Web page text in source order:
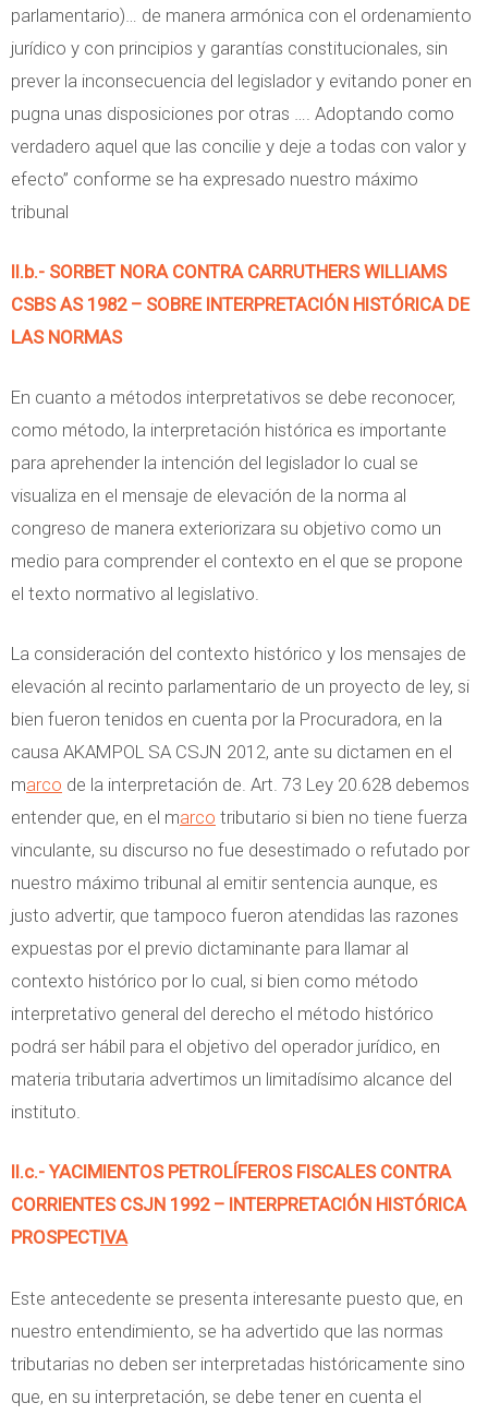
parlamentario)… de manera armónica con el ordenamiento
jurídico y con principios y garantías constitucionales, sin
prever la inconsecuencia del legislador y evitando poner en
pugna unas disposiciones por otras …. Adoptando como
verdadero aquel que las concilie y deje a todas con valor y
efecto” conforme se ha expresado nuestro máximo
tribunal
II.b.- SORBET NORA CONTRA CARRUTHERS WILLIAMS
CSBS AS 1982 – SOBRE INTERPRETACIÓN HISTÓRICA DE
LAS NORMAS
En cuanto a métodos interpretativos se debe reconocer,
como método, la interpretación histórica es importante
para aprehender la intención del legislador lo cual se
visualiza en el mensaje de elevación de la norma al
congreso de manera exteriorizara su objetivo como un
medio para comprender el contexto en el que se propone
el texto normativo al legislativo.
La consideración del contexto histórico y los mensajes de
elevación al recinto parlamentario de un proyecto de ley, si
bien fueron tenidos en cuenta por la Procuradora, en la
causa AKAMPOL SA CSJN 2012, ante su dictamen en el
marco de la interpretación de. Art. 73 Ley 20.628 debemos
entender que, en el marco tributario si bien no tiene fuerza
vinculante, su discurso no fue desestimado o refutado por
nuestro máximo tribunal al emitir sentencia aunque, es
justo advertir, que tampoco fueron atendidas las razones
expuestas por el previo dictaminante para llamar al
contexto histórico por lo cual, si bien como método
interpretativo general del derecho el método histórico
podrá ser hábil para el objetivo del operador jurídico, en
materia tributaria advertimos un limitadísimo alcance del
instituto.
II.c.- YACIMIENTOS PETROLÍFEROS FISCALES CONTRA
CORRIENTES CSJN 1992 – INTERPRETACIÓN HISTÓRICA
PROSPECTIVA
Este antecedente se presenta interesante puesto que, en
nuestro entendimiento, se ha advertido que las normas
tributarias no deben ser interpretadas históricamente sino
que, en su interpretación, se debe tener en cuenta el